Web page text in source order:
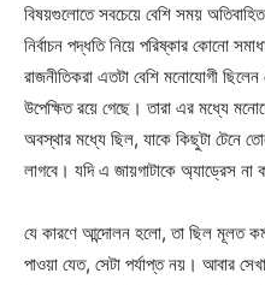
বিষয়গুলোতে সবচেয়ে বেশি সময়
নির্বাচন পদ্ধতি নিয়ে পরিষ্কার কোনো
রাজনীতিকরা এতটা বেশি মনোযোগী ছিলেন
উপেক্ষিত রয়ে গেছে। তারা এর মধ্যে
অবস্থার মধ্যে ছিল, যাকে কিছুটা টেনে
লাগবে। যদি এ জায়গাটাকে অ্যাড্রেস না
যে কারণে আন্দোলন হলো, তা ছিল মূলত
পাওয়া যেত, সেটা পর্যাপ্ত নয়। আবার